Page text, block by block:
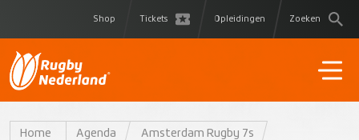
Shop Tickets Opleidingen Zoeken
Home Agenda Amsterdam Rugby 7s